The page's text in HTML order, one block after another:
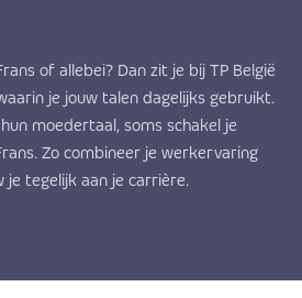
of allebei? Dan zit je bij TP België
je jouw talen dagelijks gebruikt.
moedertaal, soms schakel je
Zo combineer je werkervaring
je tegelijk aan je carrière.